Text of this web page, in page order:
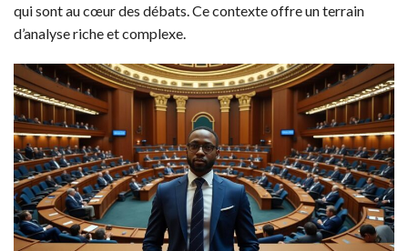
qui sont au cœur des débats. Ce contexte offre un terrain
d’analyse riche et complexe.